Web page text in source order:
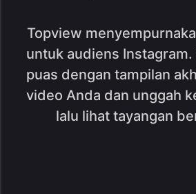
Topview
untuk audiens
puas dengan tampilan
video Anda dan unggah
lalu lihat tayangan